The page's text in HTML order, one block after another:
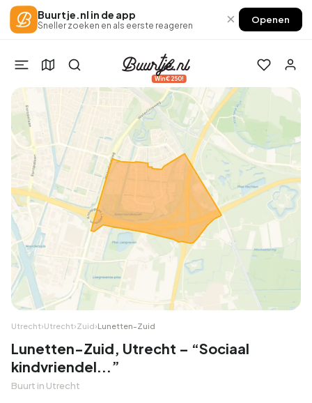
Buurtje.nl in de app
Sneller zoeken en als eerste reageren × Openen
Win €250!
Utrecht›Utrecht›Zuid›Lunetten-Zuid
Lunetten-Zuid, Utrecht – “Sociaal
kindvriendel...”
Buurt in Utrecht